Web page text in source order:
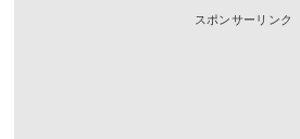
スポンサーリンク